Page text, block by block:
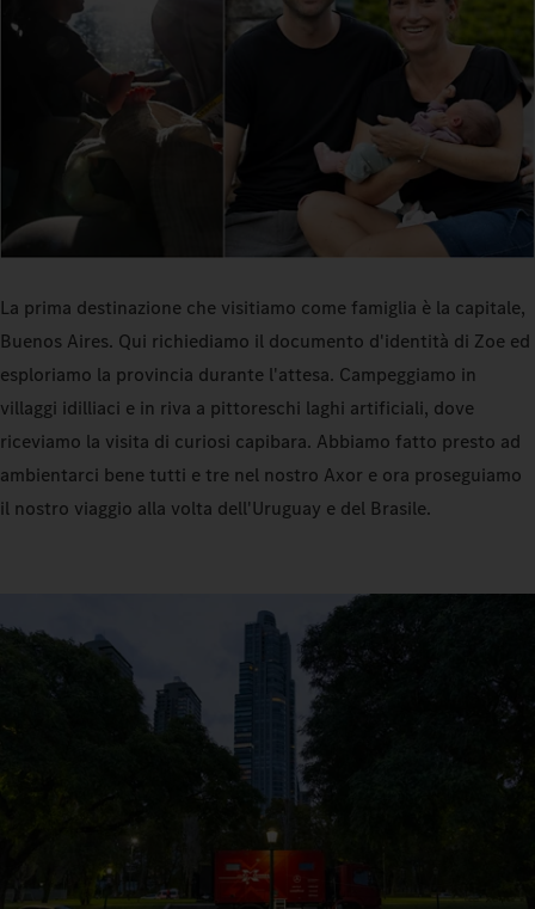
La prima destinazione che visitiamo come famiglia è la capitale,
Buenos Aires. Qui richiediamo il documento d'identità di Zoe ed
esploriamo la provincia durante l'attesa. Campeggiamo in
villaggi idilliaci e in riva a pittoreschi laghi artificiali, dove
riceviamo la visita di curiosi capibara. Abbiamo fatto presto ad
ambientarci bene tutti e tre nel nostro Axor e ora proseguiamo
il nostro viaggio alla volta dell'Uruguay e del Brasile.